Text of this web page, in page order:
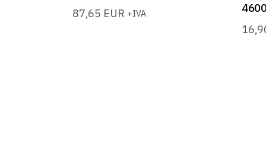
87,65 EUR +IVA